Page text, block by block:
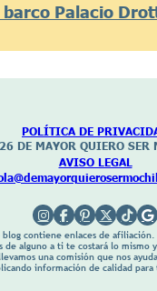
barco Palacio
POLÍTICA DE
DE MAYOR QUIERO SER
AVISO LEGAL
blog contiene enlaces de afiliación.
de alguno a ti te costará lo mismo
llevamos una comisión que nos
información de calidad para